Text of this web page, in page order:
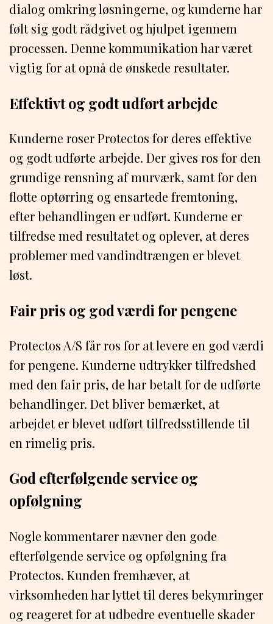
dialog omkring løsningerne, og kunderne har
følt sig godt rådgivet og hjulpet igennem
processen. Denne kommunikation har været
vigtig for at opnå de ønskede resultater.
Effektivt og godt udført arbejde
Kunderne roser Protectos for deres effektive
og godt udførte arbejde. Der gives ros for den
grundige rensning af murværk, samt for den
flotte optørring og ensartede fremtoning,
efter behandlingen er udført. Kunderne er
tilfredse med resultatet og oplever, at deres
problemer med vandindtrængen er blevet
løst.
Fair pris og god værdi for pengene
Protectos A/S får ros for at levere en god værdi
for pengene. Kunderne udtrykker tilfredshed
med den fair pris, de har betalt for de udførte
behandlinger. Det bliver bemærket, at
arbejdet er blevet udført tilfredsstillende til
en rimelig pris.
God efterfølgende service og
opfølgning
Nogle kommentarer nævner den gode
efterfølgende service og opfølgning fra
Protectos. Kunden fremhæver, at
virksomheden har lyttet til deres bekymringer
og reageret for at udbedre eventuelle skader